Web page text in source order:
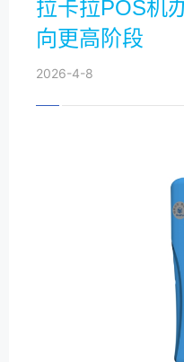
拉卡拉POS机
向更高阶段
2026-4-8